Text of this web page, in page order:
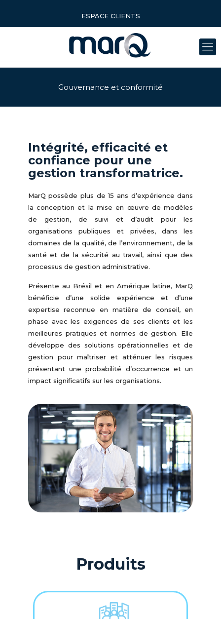
ESPACE CLIENTS
Gouvernance et conformité
Intégrité, efficacité et
confiance pour une
gestion transformatrice.
MarQ possède plus de 15 ans d’expérience dans
la conception et la mise en œuvre de modèles
de gestion, de suivi et d’audit pour les
organisations publiques et privées, dans les
domaines de la qualité, de l’environnement, de la
santé et de la sécurité au travail, ainsi que des
processus de gestion administrative.
Présente au Brésil et en Amérique latine, MarQ
bénéficie d’une solide expérience et d’une
expertise reconnue en matière de conseil, en
phase avec les exigences de ses clients et les
meilleures pratiques et normes de gestion. Elle
développe des solutions opérationnelles et de
gestion pour maîtriser et atténuer les risques
présentant une probabilité d’occurrence et un
impact significatifs sur les organisations.
Produits